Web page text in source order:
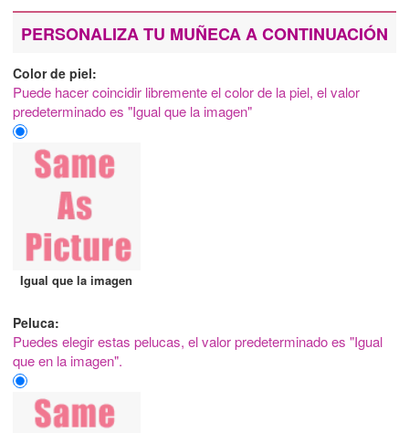
PERSONALIZA TU MUÑECA A CONTINUACIÓN
Color de piel:
Puede hacer coincidir libremente el color de la piel, el valor
predeterminado es "Igual que la imagen"
Igual que la imagen
Peluca:
Puedes elegir estas pelucas, el valor predeterminado es "Igual
que en la imagen".